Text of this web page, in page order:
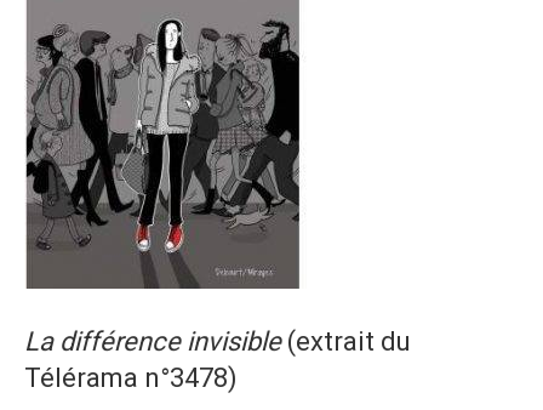
La différence invisible (extrait du
Télérama n°3478)